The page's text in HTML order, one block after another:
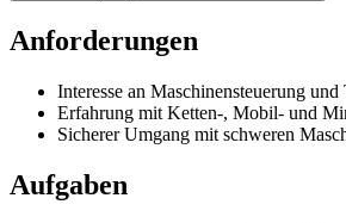
Anforderungen
Interesse an Maschinensteuerung
Erfahrung mit Ketten-, Mobil- und
Sicherer Umgang mit schweren
Aufgaben